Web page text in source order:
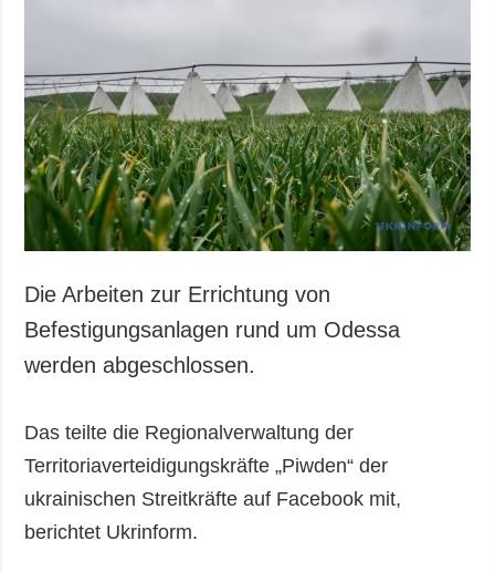
Sport
Kriminalität
Notstand und
Notfälle
ZUSÄTZLICH
Veröffentlichungen
Interview
Fotos
Video
LEISTUNGEN
Abonnement
Die Arbeiten zur Errichtung von
Befestigungsanlagen rund um Odessa
werden abgeschlossen.
Das teilte die Regionalverwaltung der
Territoriaverteidigungskräfte „Piwden“ der
ukrainischen Streitkräfte auf Facebook mit,
berichtet Ukrinform.